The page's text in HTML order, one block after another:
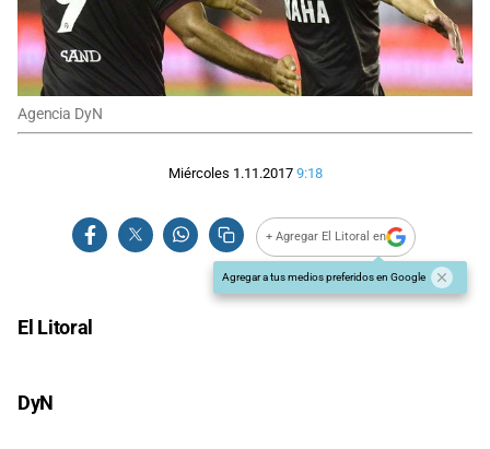
Agencia DyN
Miércoles 1.11.2017 9:18
+ Agregar El Litoral en
Agregar a tus medios preferidos en Google
El Litoral
DyN